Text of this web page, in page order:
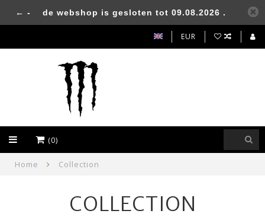
EUR
(0)
Home Collection
COLLECTION
← - de webshop is gesloten tot 09.08.2026 .